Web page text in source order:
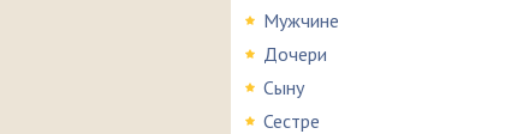
Мужчине
Дочери
Сыну
Сестре